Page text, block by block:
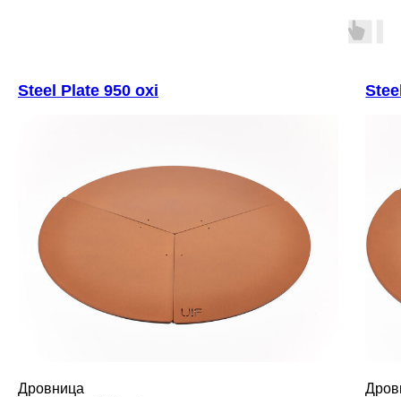
Steel Plate 950 oxi
Дровница